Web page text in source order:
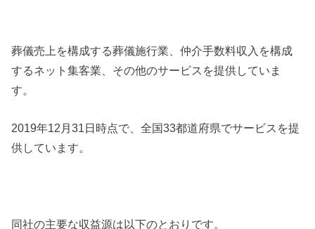
葬儀売上を構成する葬儀施行業、仲介手数料収入を構成
するネット集客業、その他のサービスを提供していま
す。
2019年12月31日時点で、全国33都道府県でサービスを提
供しています。
同社の主要な収益源は以下のとおりです。